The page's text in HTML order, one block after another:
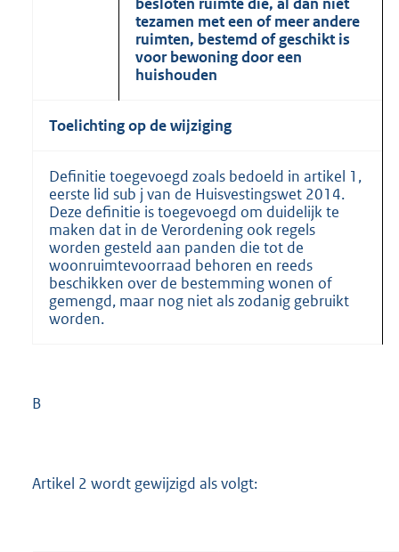
tezamen met een of meer andere
ruimten, bestemd of geschikt is
voor bewoning door een
huishouden
Toelichting op de wijziging
Definitie toegevoegd zoals bedoeld in artikel 1,
eerste lid sub j van de Huisvestingswet 2014.
Deze definitie is toegevoegd om duidelijk te
maken dat in de Verordening ook regels
worden gesteld aan panden die tot de
woonruimtevoorraad behoren en reeds
beschikken over de bestemming wonen of
gemengd, maar nog niet als zodanig gebruikt
worden.
B
Artikel 2 wordt gewijzigd als volgt: